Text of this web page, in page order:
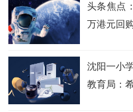
头条焦点
万港元回
沈阳一小
教育局：